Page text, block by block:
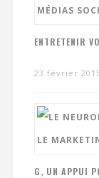
ENTRETENIR
23 février
G, UN APPUI